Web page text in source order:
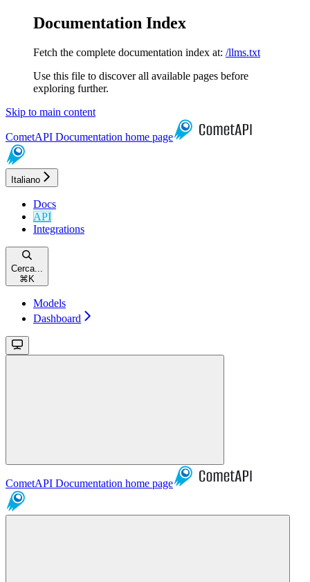
Documentation Index
Fetch the complete documentation index at: /llms.txt
Use this file to discover all available pages before
exploring further.
Skip to main content
CometAPI Documentation home page
Italiano
Docs
API
Integrations
Cerca...
⌘ K
Models
Dashboard
CometAPI Documentation home page